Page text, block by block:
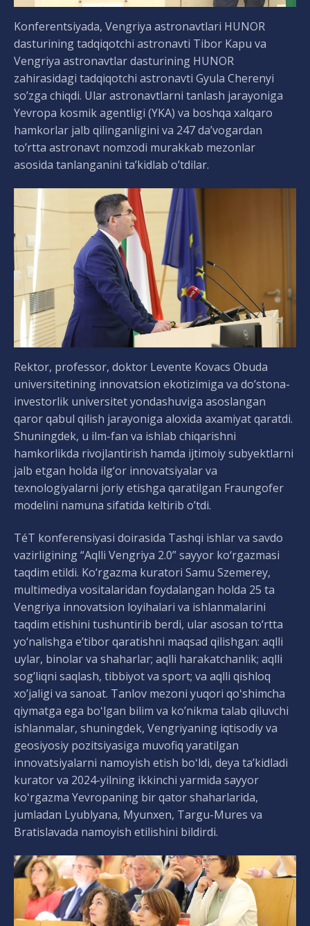
Konferentsiyada, Vengriya astronavtlari HUNOR
dasturining tadqiqotchi astronavti Tibor Kapu va
Vengriya astronavtlar dasturining HUNOR
zahirasidagi tadqiqotchi astronavti Gyula Cherenyi
so’zga chiqdi. Ular astronavtlarni tanlash jarayoniga
Yevropa kosmik agentligi (YKA) va boshqa xalqaro
hamkorlar jalb qilinganligini va 247 da’vogardan
to’rtta astronavt nomzodi murakkab mezonlar
asosida tanlanganini ta’kidlab o’tdilar.
Rektor, professor, doktor Levente Kovacs Obuda
universitetining innovatsion ekotizimiga va do’stona-
investorlik universitet yondashuviga asoslangan
qaror qabul qilish jarayoniga aloxida axamiyat qaratdi.
Shuningdek, u ilm-fan va ishlab chiqarishni
hamkorlikda rivojlantirish hamda ijtimoiy subyektlarni
jalb etgan holda ilg‘or innovatsiyalar va
texnologiyalarni joriy etishga qaratilgan Fraungofer
modelini namuna sifatida keltirib o’tdi.
TéT konferensiyasi doirasida Tashqi ishlar va savdo
vazirligining “Aqlli Vengriya 2.0” sayyor ko‘rgazmasi
taqdim etildi. Ko‘rgazma kuratori Samu Szemerey,
multimediya vositalaridan foydalangan holda 25 ta
Vengriya innovatsion loyihalari va ishlanmalarini
taqdim etishini tushuntirib berdi, ular asosan to‘rtta
yo‘nalishga e’tibor qaratishni maqsad qilishgan: aqlli
uylar, binolar va shaharlar; aqlli harakatchanlik; aqlli
sog’liqni saqlash, tibbiyot va sport; va aqlli qishloq
xo’jaligi va sanoat. Tanlov mezoni yuqori qoʻshimcha
qiymatga ega boʻlgan bilim va ko’nikma talab qiluvchi
ishlanmalar, shuningdek, Vengriyaning iqtisodiy va
geosiyosiy pozitsiyasiga muvofiq yaratilgan
innovatsiyalarni namoyish etish boʻldi, deya taʼkidladi
kurator va 2024-yilning ikkinchi yarmida sayyor
koʻrgazma Yevropaning bir qator shaharlarida,
jumladan Lyublyana, Myunxen, Targu-Mures va
Bratislavada namoyish etilishini bildirdi.